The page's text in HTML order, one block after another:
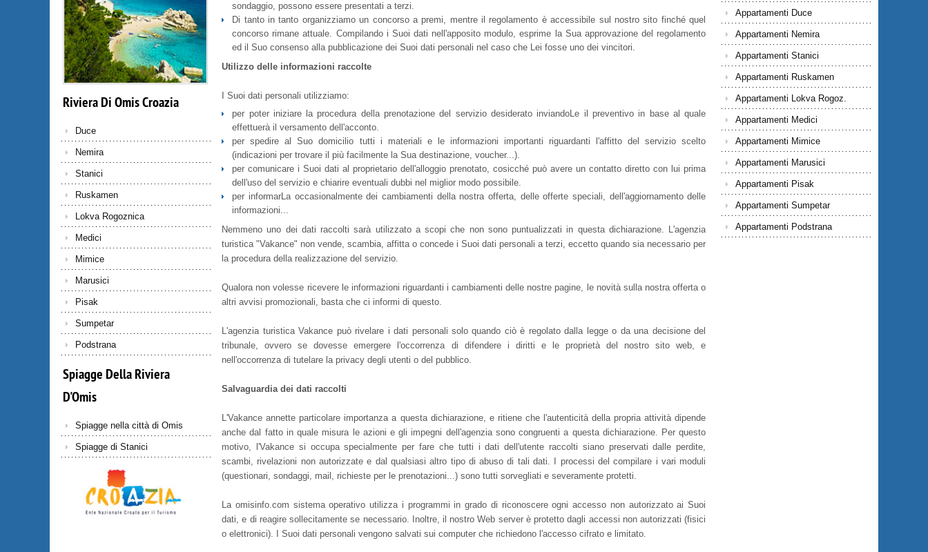
RivieraDiOmisCroazia
Duce
Nemira
Stanici
Ruskamen
Lokva Rogoznica
Medici
Mimice
Marusici
Pisak
Sumpetar
Podstrana
SpiaggeDellaRiviera
D'Omis
Spiagge nella città di Omis
Spiagge di Stanici
sondaggio, possono essere presentati a terzi.
Di tanto in tanto organizziamo un concorso a premi, mentre il regolamento è accessibile sul nostro sito finché quel
concorso rimane attuale. Compilando i Suoi dati nell'apposito modulo, esprime la Sua approvazione del regolamento
ed il Suo consenso alla pubblicazione dei Suoi dati personali nel caso che Lei fosse uno dei vincitori.
Utilizzo delle informazioni raccolte
I Suoi dati personali utilizziamo:
per poter iniziare la procedura della prenotazione del servizio desiderato inviandoLe il preventivo in base al quale
effettuerà il versamento dell'acconto.
per spedire al Suo domicilio tutti i materiali e le informazioni importanti riguardanti l'affitto del servizio scelto
(indicazioni per trovare il più facilmente la Sua destinazione, voucher...).
per comunicare i Suoi dati al proprietario dell'alloggio prenotato, cosicché può avere un contatto diretto con lui prima
dell'uso del servizio e chiarire eventuali dubbi nel miglior modo possibile.
per informarLa occasionalmente dei cambiamenti della nostra offerta, delle offerte speciali, dell'aggiornamento delle
informazioni...
Nemmeno uno dei dati raccolti sarà utilizzato a scopi che non sono puntualizzati in questa dichiarazione. L'agenzia
turistica "Vakance" non vende, scambia, affitta o concede i Suoi dati personali a terzi, eccetto quando sia necessario per
la procedura della realizzazione del servizio.
Qualora non volesse ricevere le informazioni riguardanti i cambiamenti delle nostre pagine, le novità sulla nostra offerta o
altri avvisi promozionali, basta che ci informi di questo.
L'agenzia turistica Vakance può rivelare i dati personali solo quando ciò è regolato dalla legge o da una decisione del
tribunale, ovvero se dovesse emergere l'occorrenza di difendere i diritti e le proprietà del nostro sito web, e
nell'occorrenza di tutelare la privacy degli utenti o del pubblico.
Salvaguardia dei dati raccolti
L'Vakance annette particolare importanza a questa dichiarazione, e ritiene che l'autenticità della propria attività dipende
anche dal fatto in quale misura le azioni e gli impegni dell'agenzia sono congruenti a questa dichiarazione. Per questo
motivo, l'Vakance si occupa specialmente per fare che tutti i dati dell'utente raccolti siano preservati dalle perdite,
scambi, rivelazioni non autorizzate e dal qualsiasi altro tipo di abuso di tali dati. I processi del compilare i vari moduli
(questionari, sondaggi, mail, richieste per le prenotazioni...) sono tutti sorvegliati e severamente protetti.
La omisinfo.com sistema operativo utilizza i programmi in grado di riconoscere ogni accesso non autorizzato ai Suoi
dati, e di reagire sollecitamente se necessario. Inoltre, il nostro Web server è protetto dagli accessi non autorizzati (fisici
o elettronici). I Suoi dati personali vengono salvati sui computer che richiedono l'accesso cifrato e limitato.
Appartamenti Duce
Appartamenti Nemira
Appartamenti Stanici
Appartamenti Ruskamen
Appartamenti Lokva Rogoz.
Appartamenti Medici
Appartamenti Mimice
Appartamenti Marusici
Appartamenti Pisak
Appartamenti Sumpetar
Appartamenti Podstrana